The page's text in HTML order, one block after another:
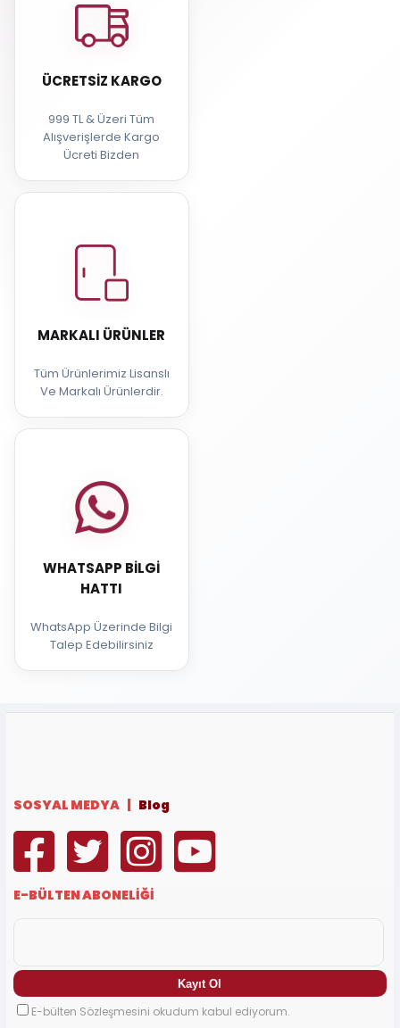
ÜCRETSIZ KARGO
999 TL & Üzeri Tüm
Alışverişlerde Kargo
Ücreti Bizden
MARKALI ÜRÜNLER
Tüm Ürünlerimiz Lisanslı
Ve Markalı Ürünlerdir.
WHATSAPP BILGI
HATTI
WhatsApp Üzerinde Bilgi
Talep Edebilirsiniz
SOSYAL MEDYA | Blog
E-BÜLTEN ABONELİĞİ
E-bülten Sözleşmesini okudum kabul ediyorum.